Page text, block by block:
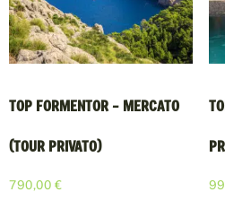
TOP FORMENTOR – MERCATO
(TOUR PRIVATO)
790,00 €